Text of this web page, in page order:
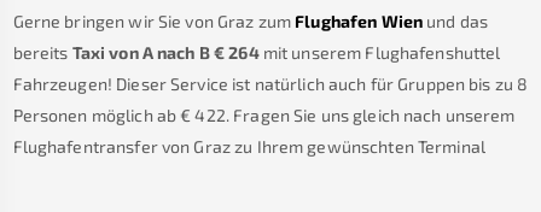
Gerne bringen wir Sie von Graz zum Flughafen Wien und das
bereits Taxi von A nach B€264 mit unserem Flughafenshuttel
Fahrzeugen! Dieser Service ist natürlich auch für Gruppen bis zu 8
Personen möglich ab € 422. Fragen Sie uns gleich nach unserem
Flughafentransfer von Grazzu Ihrem gewünschten Terminal